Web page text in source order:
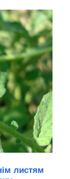
листям